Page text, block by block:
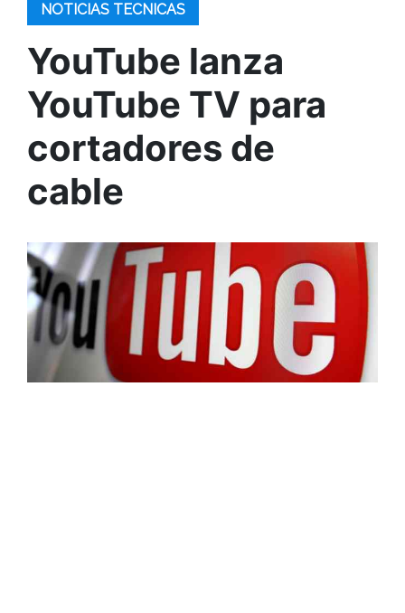
NOTICIAS TECNICAS
YouTube lanza
YouTube TV para
cortadores de
cable